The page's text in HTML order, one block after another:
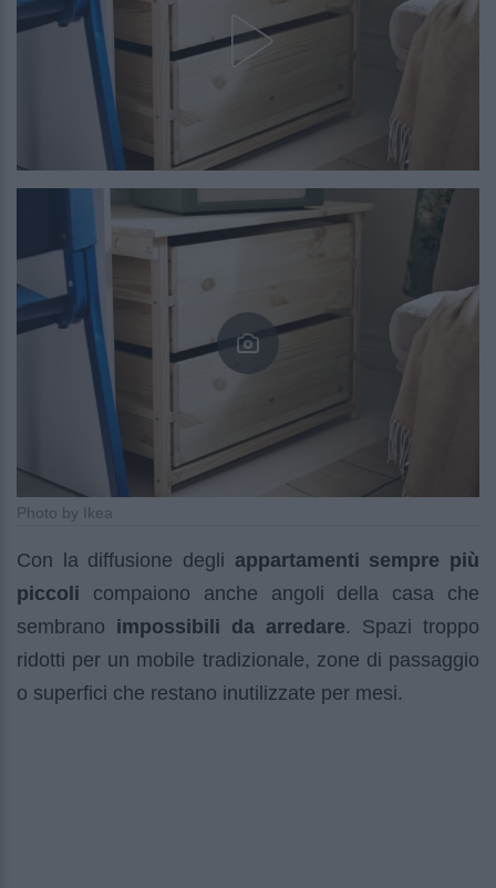
Photo by Ikea
Con la diffusione degli appartamenti sempre più
piccoli compaiono anche angoli della casa che
sembrano impossibili da arredare. Spazi troppo
ridotti per un mobile tradizionale, zone di passaggio
o superfici che restano inutilizzate per mesi.